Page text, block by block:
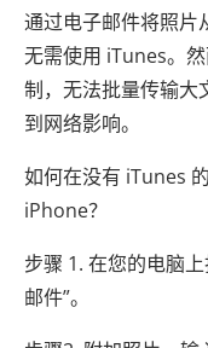
通过电子邮件将照片
无需使用 iTunes。
制，无法批量传输大
到网络影响。
如何在没有 iTunes
iPhone？
步骤 1. 在您的电脑
邮件”。